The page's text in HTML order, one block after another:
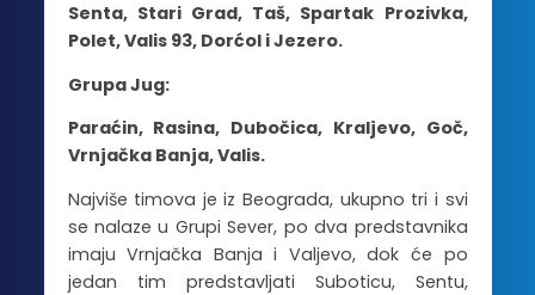
Senta, Stari Grad, Taš, Spartak Prozivka,
Polet, Valis 93, Dorćol i Jezero.
Grupa Jug:
Paraćin, Rasina, Dubočica, Kraljevo, Goč,
Vrnjačka Banja, Valis.
Najviše timova je iz Beograda, ukupno tri i svi
se nalaze u Grupi Sever, po dva predstavnika
imaju Vrnjačka Banja i Valjevo, dok će po
jedan tim predstavljati Suboticu, Sentu,